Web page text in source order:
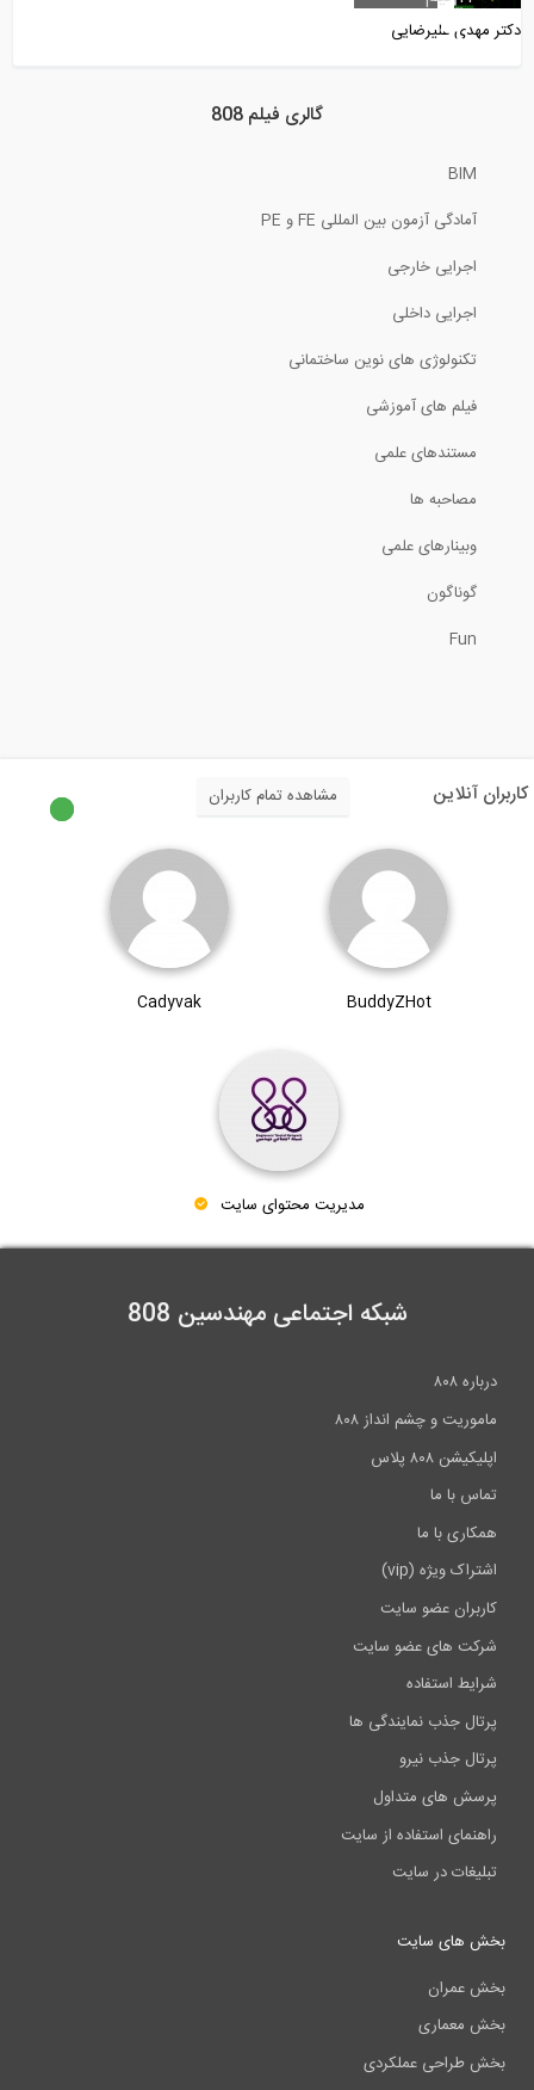
آزمایش های عمومی و صحرایی برای اندازه...
محاسبه تغییرمکان تیرها و قاب ها با...
آموزش نصب و کرک نرم افزار safe-2016
انیمیشن نحوه ترمیم ترک در سازه های بتنی...
دکتر مهدی علیرضایی
گالری فیلم 808
BIM
آمادگی آزمون بین المللی FE و PE
اجرایی خارجی
اجرایی داخلی
تکنولوژی های نوین ساختمانی
فیلم های آموزشی
مستندهای علمی
مصاحبه ها
وبینارهای علمی
گوناگون
Fun
کاربران آنلاین مشاهده تمام کاربران
BuddyZHot
Cadyvak
مدیریت محتوای سایت
شبکه اجتماعی مهندسین 808
درباره ۸۰۸
ماموریت و چشم انداز ۸۰۸
اپلیکیشن ۸۰۸ پلاس
تماس با ما
همکاری با ما
اشتراک ویژه (vip)
کاربران عضو سایت
شرکت های عضو سایت
شرایط استفاده
پرتال جذب نمایندگی ها
پرتال جذب نیرو
پرسش های متداول
راهنمای استفاده از سایت
تبلیغات در سایت
بخش های سایت
بخش عمران
بخش معماری
بخش طراحی عملکردی